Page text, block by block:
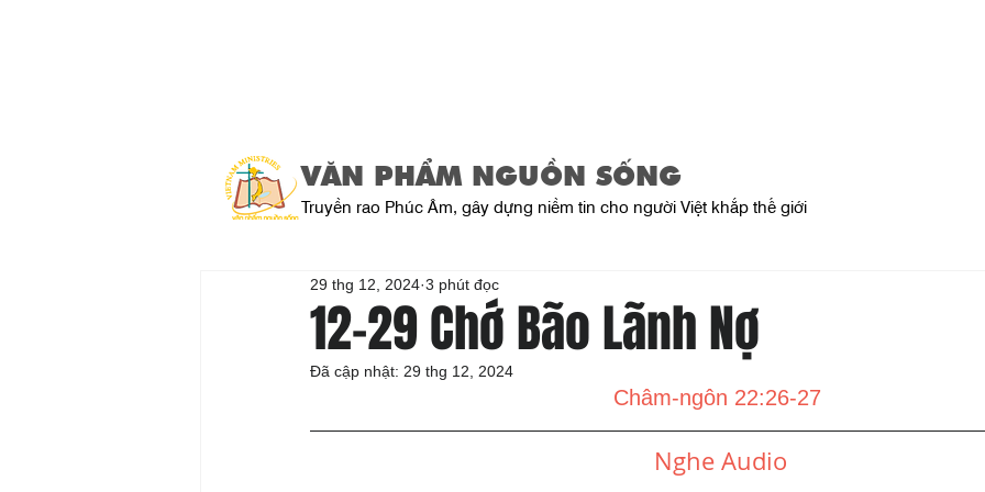
VĂN PHẨM NGUỒN SỐNG
Truyền rao Phúc Âm, gây dựng niềm tin cho người Việt khắp thế giới
12-29 Chớ Bão Lãnh Nợ
29 thg 12, 2024 3 phút đọc
Đã cập nhật: 29 thg 12, 2024
Châm-ngôn 22:26-27
Nghe Audio